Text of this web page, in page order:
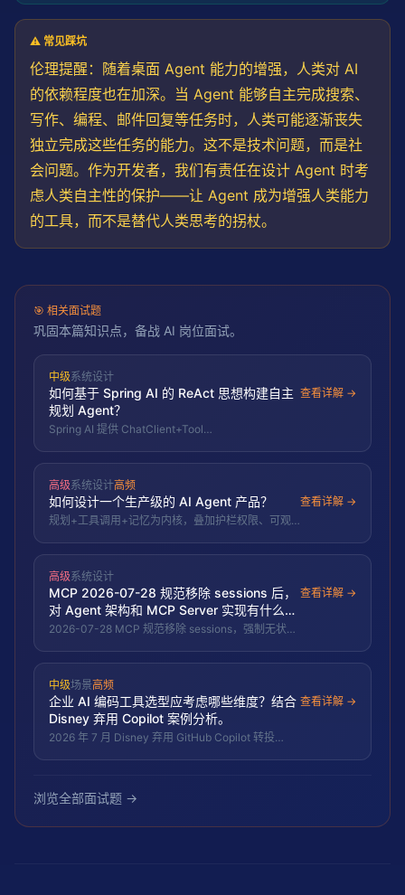
    instruction:
string,
    perception:
  ):
Promise<{ summary: string; action:
// 使用 LLM 进行推理
await
      model:
"gpt-4o",
      messages: [
        { role:
"system" , content: "你是一个桌面
        { role:
"user", content: JSON .stringify
      ],
      response_format: {
type: "json_object"
return JSON.parse(response.choices[0
private
// 危险操作需要确认
if (config.dangerousActionsRequireConfirmation
console
    }
// 执行行动...
return { success: true };
  }
private isDangerous(action: AgentAction): boolean
// 定义危险操作的标准
return ["delete", "send_email", "submit_payment"
  }
⚠️ 常见踩坑
伦理提醒：随着桌面 Agent 能力的增强，人类对 AI
的依赖程度也在加深。当 Agent 能够自主完成搜索、
写作、编程、邮件回复等任务时，人类可能逐渐丧失
独立完成这些任务的能力。这不是技术问题，而是社
会问题。作为开发者，我们有责任在设计 Agent 时考
虑人类自主性的保护——让 Agent 成为增强人类能力
的工具，而不是替代人类思考的拐杖。
🎯 相关面试题
巩固本篇知识点，备战 AI 岗位面试。
中级系统设计
如何基于 Spring AI 的 ReAct 思想构建自主
规划 Agent？
Spring AI 提供 ChatClient+Tool
迭代与终止判断防死循环。
查看详解 →
高级系统设计高频
如何设计一个生产级的 AI Agent 产品？
规划+工具调用+记忆为内核，叠加护栏权限、可观
查看详解 →
高级系统设计
MCP 2026-07-28 规范移除 sessions 后，
对 Agent 架构和 MCP Server 实现有什么影
响？工程上如何迁移？
2026-07-28 MCP 规范移除 sessions，强制无状态
Cortex AI Gateway 是无状态 MCP 企业级实现典
范。
查看详解 →
中级场景高频
企业 AI 编码工具选型应考虑哪些维度？结合
Disney 弃用 Copilot 案例分析。
2026 年 7 月 Disney 弃用 GitHub Copilot 转投
查看详解 →
浏览全部面试题 →